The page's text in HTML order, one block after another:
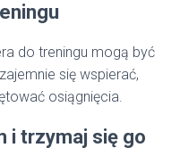
do treningu mogą być
się wspierać,
osiągnięcia.
i trzymaj się go